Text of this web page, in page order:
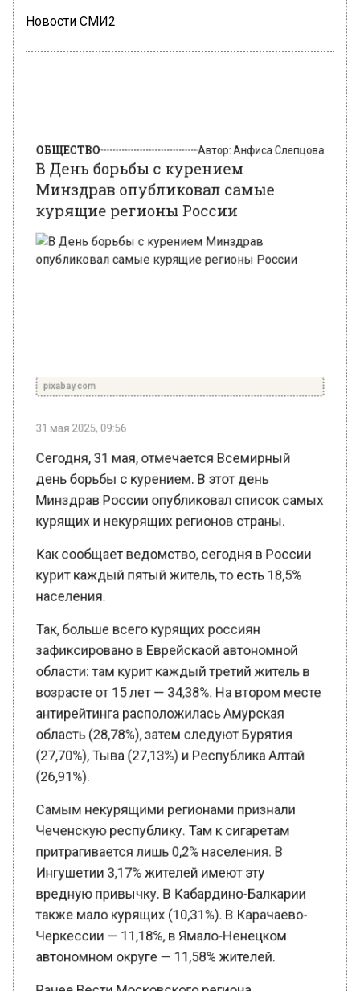
Новости СМИ2
Минздрав опубликовал самые
курящие регионы России
Сегодня, 31 мая, отмечается Всемирный
день борьбы с курением. В этот день
Минздрав России опубликовал список самых
курящих и некурящих регионов страны.
курит каждый пятый житель, то есть 18,5%
населения.
зафиксировано в Еврейскаой автономной
области: там курит каждый третий житель в
возрасте от 15 лет — 34,38%. На втором месте
антирейтинга расположилась Амурская
область (28,78%), затем следуют Бурятия
(27,70%), Тыва (27,13%) и Республика Алтай
(26,91%).
Самым некурящими регионами признали
Чеченскую республику. Там к сигаретам
притрагивается лишь 0,2% населения. В
Ингушетии 3,17% жителей имеют эту
вредную привычку. В Кабардино-Балкарии
также мало курящих (10,31%). В Карачаево-
Черкессии — 11,18%, в Ямало-Ненецком
автономном округе — 11,58% жителей.